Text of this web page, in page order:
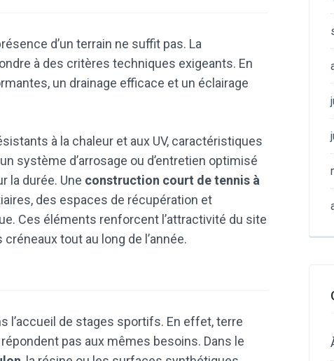
d’un terrain ne suffit pas. La
à des critères techniques exigeants. En
un drainage efficace et un éclairage
à la chaleur et aux UV, caractéristiques
système d’arrosage ou d’entretien optimisé
la durée. Une construction court de tennis à
des espaces de récupération et
Ces éléments renforcent l’attractivité du site
tout au long de l’année.
l’accueil de stages sportifs. En effet, terre
pas aux mêmes besoins. Dans le